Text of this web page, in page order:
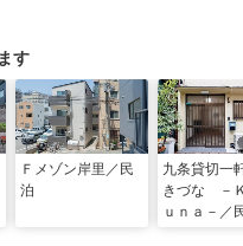
す
Ｆメゾン岸里／民
泊
九条貸切
きづな －
ｕｎａ－／